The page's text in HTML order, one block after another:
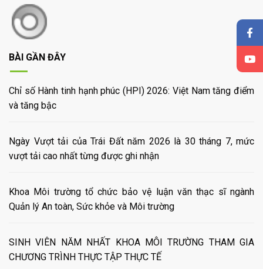
BÀI GẦN ĐÂY
Chỉ số Hành tinh hạnh phúc (HPI) 2026: Việt Nam tăng điểm
và tăng bậc
Ngày Vượt tải của Trái Đất năm 2026 là 30 tháng 7, mức
vượt tải cao nhất từng được ghi nhận
Khoa Môi trường tổ chức bảo vệ luận văn thạc sĩ ngành
Quản lý An toàn, Sức khỏe và Môi trường
SINH VIÊN NĂM NHẤT KHOA MÔI TRƯỜNG THAM GIA
CHƯƠNG TRÌNH THỰC TẬP THỰC TẾ